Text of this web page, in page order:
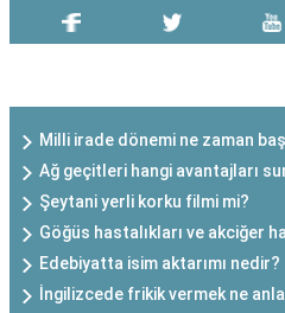
Milli irade dönemi ne zaman
Ağ geçitleri hangi avantajları
Şeytani yerli korku filmi mi?
Göğüs hastalıkları ve akciğer
Edebiyatta isim aktarımı nedir?
İngilizcede frikik vermek ne